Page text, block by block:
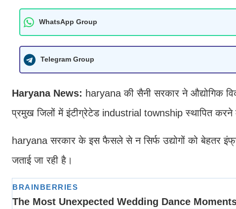
WhatsApp Group
Telegram Group
Haryana News: haryana की सैनी सरकार ने औद्योगिक
प्रमुख जिलों में इंटीग्रेटेड industrial township स्थापित करने
haryana सरकार के इस फैसले से न सिर्फ उद्योगों को बेहतर
जताई जा रही है।